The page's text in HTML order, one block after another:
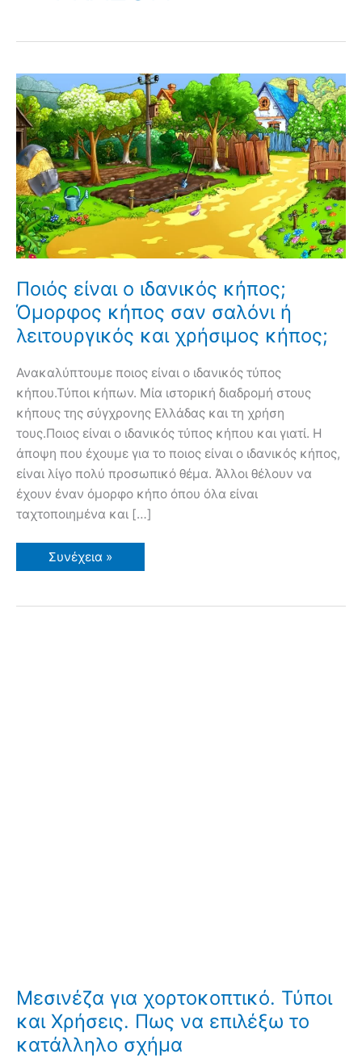
Ποιός είναι ο ιδανικός κήπος;
Όμορφος κήπος σαν σαλόνι ή
λειτουργικός και χρήσιμος κήπος;
Ανακαλύπτουμε ποιος είναι ο ιδανικός τύπος
κήπου.Τύποι κήπων. Μία ιστορική διαδρομή στους
κήπους της σύγχρονης Ελλάδας και τη χρήση
τους.Ποιος είναι ο ιδανικός τύπος κήπου και γιατί. Η
άποψη που έχουμε για το ποιος είναι ο ιδανικός κήπος,
είναι λίγο πολύ προσωπικό θέμα. Άλλοι θέλουν να
έχουν έναν όμορφο κήπο όπου όλα είναι
ταχτοποιημένα και […]
Ποιός
είναι
κήπος;
Συνέχεια »
Μεσινέζα για χορτοκοπτικό. Τύποι
και Χρήσεις. Πως να επιλέξω το
κατάλληλο σχήμα